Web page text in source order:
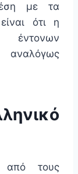
με τα
ότι η
έντονων
αναλόγως
από τους